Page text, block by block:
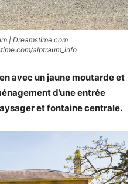
| Dreamstime.com
alptraum_info
avec un jaune moutarde et
d’une entrée
et fontaine centrale.